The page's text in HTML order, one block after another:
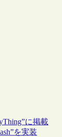
に掲載
を実装